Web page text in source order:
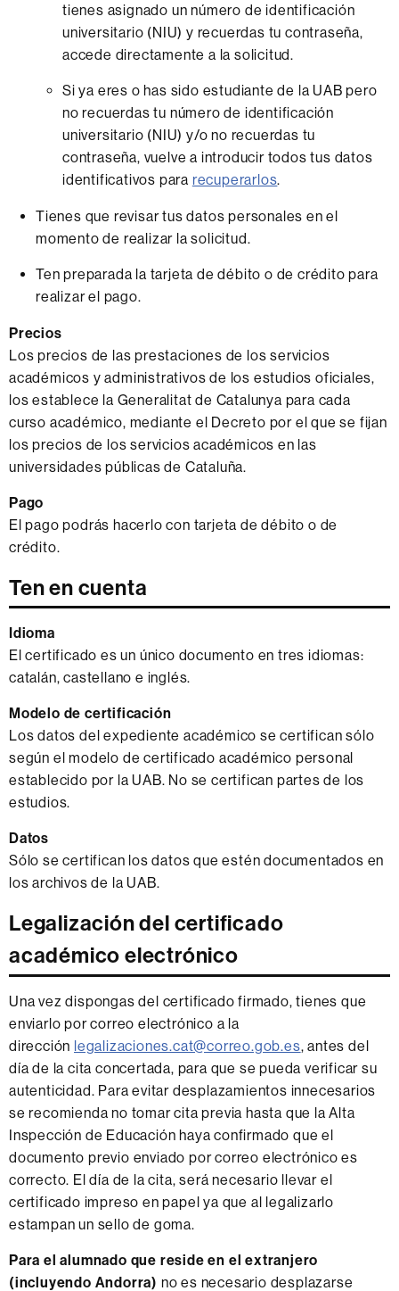
tienes asignado un número de identificación
universitario (NIU) y recuerdas tu contraseña,
accede directamente a la solicitud.
Si ya eres o has sido estudiante de la UAB pero
no recuerdas tu número de identificación
universitario (NIU) y/o no recuerdas tu
contraseña, vuelve a introducir todos tus datos
identificativos para recuperarlos.
Tienes que revisar tus datos personales en el
momento de realizar la solicitud.
Ten preparada la tarjeta de débito o de crédito para
realizar el pago.
Precios
Los precios de las prestaciones de los servicios
académicos y administrativos de los estudios oficiales,
los establece la Generalitat de Catalunya para cada
curso académico, mediante el Decreto por el que se fijan
los precios de los servicios académicos en las
universidades públicas de Cataluña.
Pago
El pago podrás hacerlo con tarjeta de débito o de
crédito.
Ten en cuenta
Idioma
El certificado es un único documento en tres idiomas:
catalán, castellano e inglés.
Modelo de certificación
Los datos del expediente académico se certifican sólo
según el modelo de certificado académico personal
establecido por la UAB. No se certifican partes de los
estudios.
Datos
Sólo se certifican los datos que estén documentados en
los archivos de la UAB.
Legalización del certificado
académico electrónico
Una vez dispongas del certificado firmado, tienes que
enviarlo por correo electrónico a la
dirección legalizaciones.cat@correo.gob.es, antes del
día de la cita concertada, para que se pueda verificar su
autenticidad. Para evitar desplazamientos innecesarios
se recomienda no tomar cita previa hasta que la Alta
Inspección de Educación haya confirmado que el
documento previo enviado por correo electrónico es
correcto. El día de la cita, será necesario llevar el
certificado impreso en papel ya que al legalizarlo
estampan un sello de goma.
Para el alumnado que reside en el extranjero
(incluyendo Andorra) no es necesario desplazarse